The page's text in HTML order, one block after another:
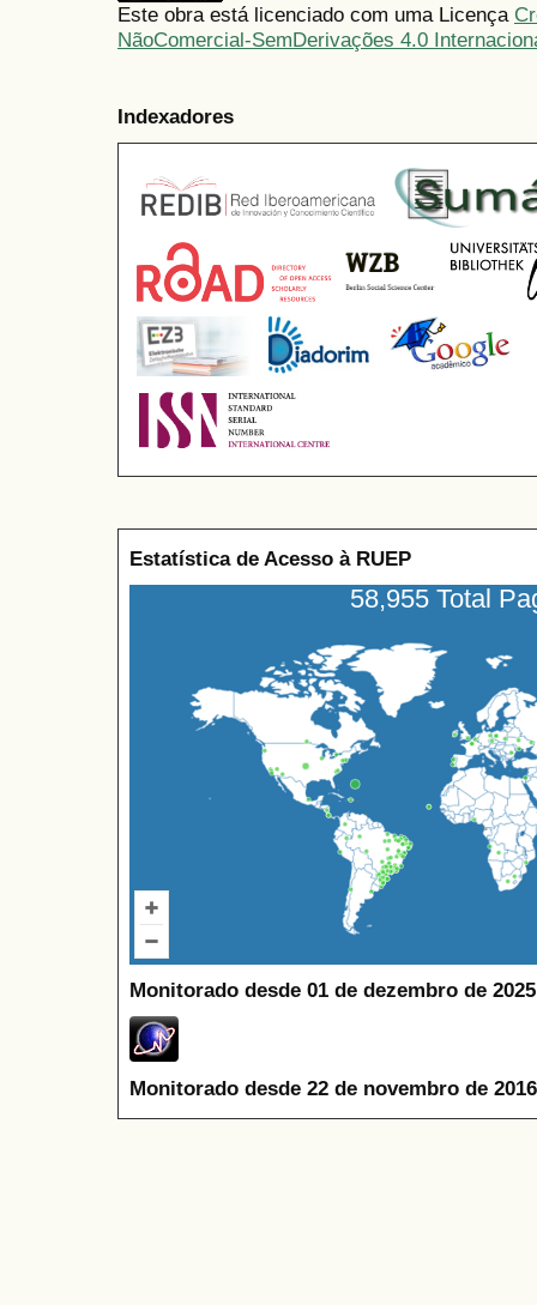
Este obra está licenciado com uma Licença
NãoComercial-SemDerivações 4.0
Indexadores
Estatística de Acesso à RUEP
58,955 Total
Monitorado desde 01 de dezembro de
Monitorado desde 22 de novembro de